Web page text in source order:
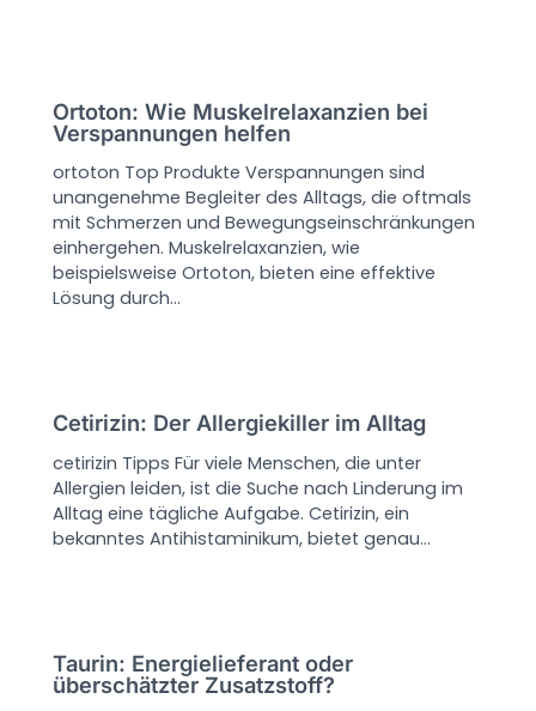
Ortoton: Wie Muskelrelaxanzien bei
Verspannungen helfen
ortoton Top Produkte Verspannungen sind
unangenehme Begleiter des Alltags, die oftmals
mit Schmerzen und Bewegungseinschränkungen
einhergehen. Muskelrelaxanzien, wie
beispielsweise Ortoton, bieten eine effektive
Lösung durch…
Cetirizin: Der Allergiekiller im Alltag
cetirizin Tipps Für viele Menschen, die unter
Allergien leiden, ist die Suche nach Linderung im
Alltag eine tägliche Aufgabe. Cetirizin, ein
bekanntes Antihistaminikum, bietet genau…
Taurin: Energielieferant oder
überschätzter Zusatzstoff?